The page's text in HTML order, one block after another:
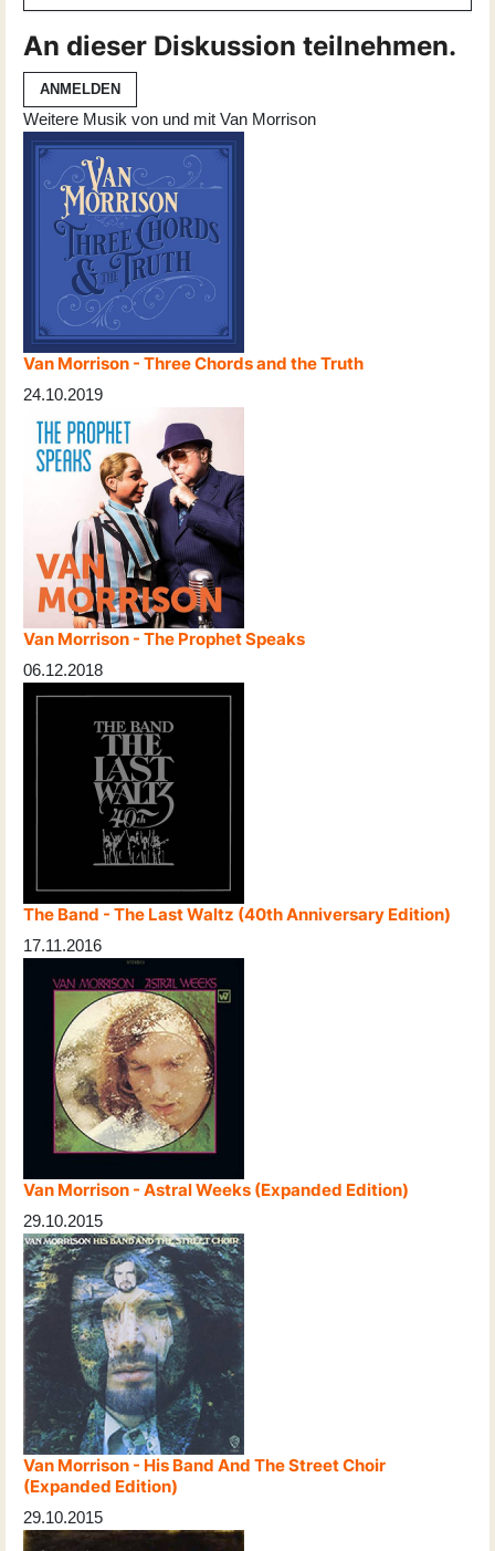
An dieser Diskussion teilnehmen.
ANMELDEN
Weitere Musik von und mit Van Morrison
Van Morrison - Three Chords and the Truth
24.10.2019
Van Morrison - The Prophet Speaks
06.12.2018
The Band - The Last Waltz (40th Anniversary Edition)
17.11.2016
Van Morrison - Astral Weeks (Expanded Edition)
29.10.2015
Van Morrison - His Band And The Street Choir
(Expanded Edition)
29.10.2015